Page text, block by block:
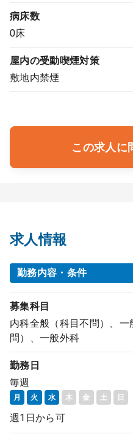
採用をお考えの医療機関の方
病床数
0床
屋内の受動喫煙対策
敷地内禁煙
この求人に
求人情報
勤務内容・条件
募集科目
内科全般（科目不問）、
問）、一般外科
勤務日
毎週
月 火 水 木 金 土 日
週1日から可